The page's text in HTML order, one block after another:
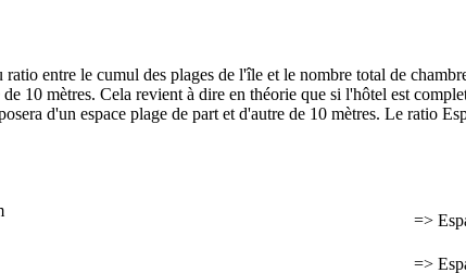
entre le cumul des plages de l'île et le nombre total de
10 mètres. Cela revient à dire en théorie que si l'hôtel est
d'un espace plage de part et d'autre de 10 mètres. Le ratio
=>
=>